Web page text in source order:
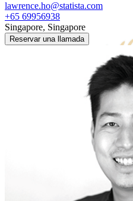
lawrence.ho@statista.com
+65 69956938
Singapore, Singapore
Reservar una llamada